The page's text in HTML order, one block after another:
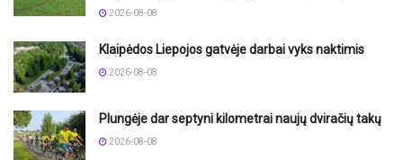
2026-08-08
Klaipėdos Liepojos gatvėje darbai vyks naktimis
2026-08-08
Plungėje dar septyni kilometrai naujų dviračių takų
2026-08-08